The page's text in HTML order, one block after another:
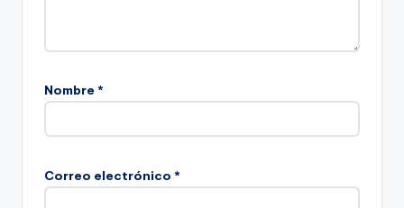
Nombre *
Correo electrónico *